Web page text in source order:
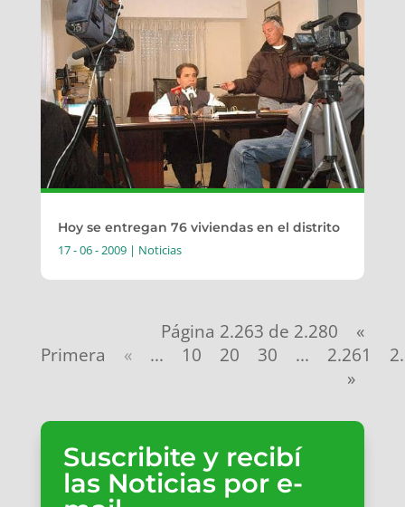
Hoy se entregan 76 viviendas en el distrito
17 - 06 - 2009| Noticias
Página 2.263 de 2.280
«
Primera
« ... 10 20 30 ... 2.261
»
Suscribite y recibí
las Noticias por e-